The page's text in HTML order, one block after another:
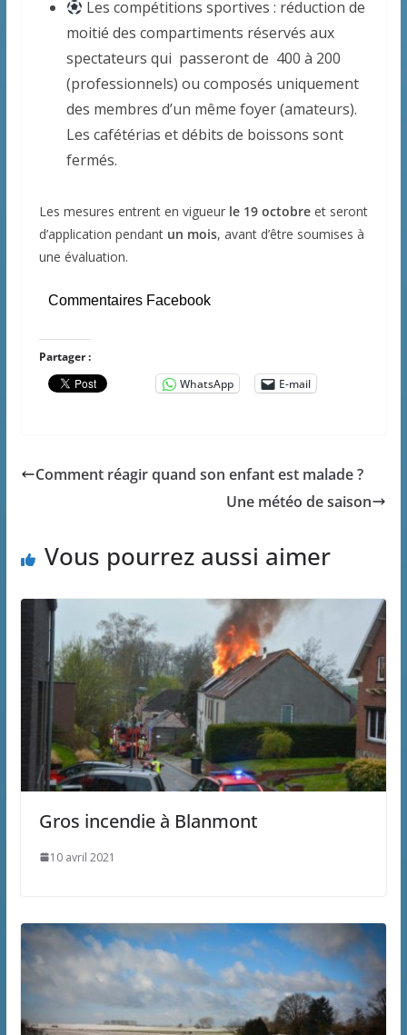
Les compétitions sportives : réduction de
moitié des compartiments réservés aux
spectateurs qui passeront de 400 à 200
(professionnels) ou composés uniquement
des membres d’un même foyer (amateurs).
Les cafétérias et débits de boissons sont
fermés.
Les mesures entrent en vigueur le 19 octobreet seront
d’application pendant un mois, avant d’être soumises à
une évaluation.
Commentaires Facebook
Partager :
WhatsApp
E-mail
Comment réagir quand son enfant est malade ?
Une météo de saison
Vous pourrez aussi aimer
Gros incendie à Blanmont
10 avril 2021